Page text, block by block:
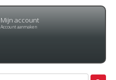
Mijn account
Account aanmaken